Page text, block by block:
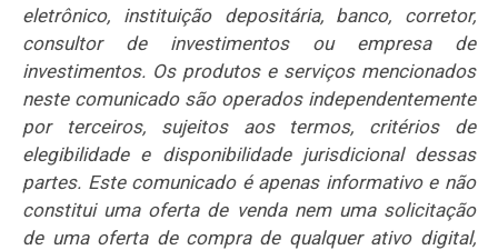
eletrônico, instituição depositária, banco, corretor,
consultor de investimentos ou empresa de
investimentos. Os produtos e serviços mencionados
neste comunicado são operados independentemente
por terceiros, sujeitos aos termos, critérios de
elegibilidade e disponibilidade jurisdicional dessas
partes. Este comunicado é apenas informativo e não
constitui uma oferta de venda nem uma solicitação
de uma oferta de compra de qualquer ativo digital,